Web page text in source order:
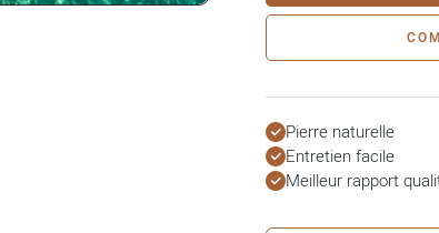
Pierre naturelle
Entretien facile
Meilleur rapport